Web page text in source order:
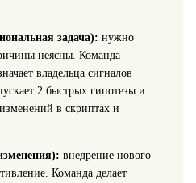
задача): нужно
неясны. Команда
владельца сигналов
2 быстрых гипотезы и
в скриптах и
внедрение нового
Команда делает